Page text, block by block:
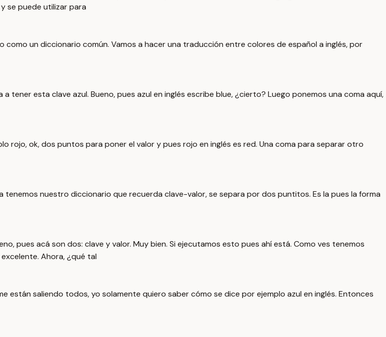
se puede utilizar para
como un diccionario común. Vamos a hacer una traducción entre colores de español a inglés, por
tener esta clave azul. Bueno, pues azul en inglés escribe blue, ¿cierto? Luego ponemos una coma aquí,
rojo, ok, dos puntos para poner el valor y pues rojo en inglés es red. Una coma para separar otro
nuestro diccionario que recuerda clave-valor, se separa por dos puntitos. Es la pues la forma
pues acá son dos: clave y valor. Muy bien. Si ejecutamos esto pues ahí está. Como ves tenemos
Ahora, ¿qué tal
están saliendo todos, yo solamente quiero saber cómo se dice por ejemplo azul en inglés. Entonces